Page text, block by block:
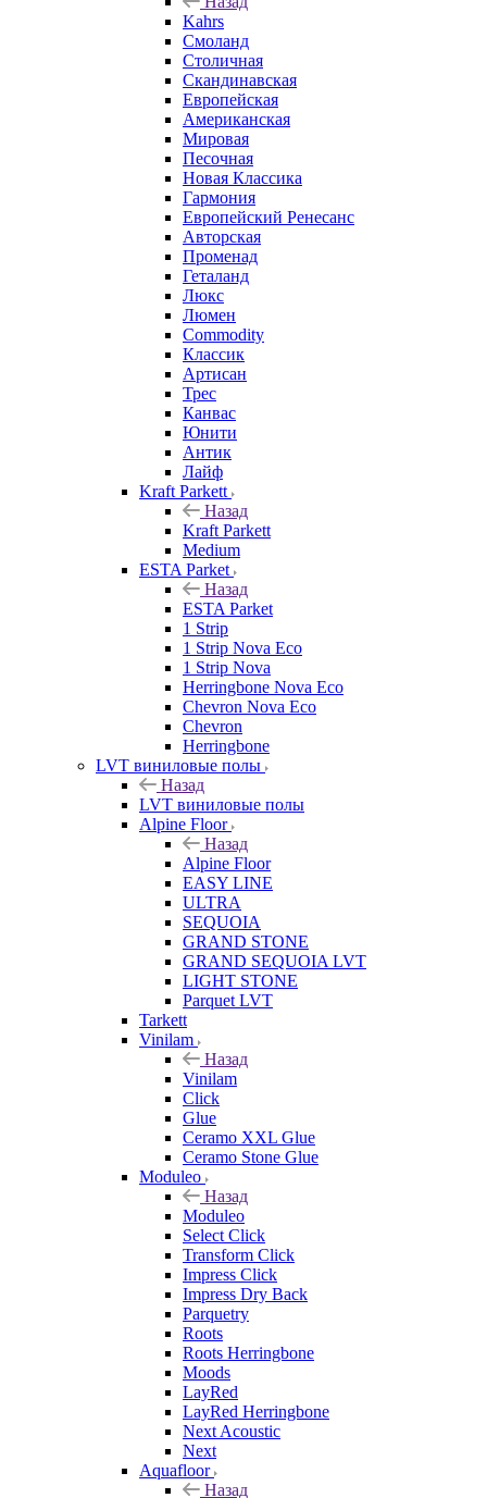
Kahrs
Смоланд
Столичная
Скандинавская
Европейская
Американская
Мировая
Песочная
Новая Классика
Гармония
Европейский Ренесанс
Авторская
Променад
Геталанд
Люкс
Люмен
Commodity
Классик
Артисан
Трес
Канвас
Юнити
Антик
Лайф
Kraft Parkett
Назад
Kraft Parkett
Medium
ESTA Parket
Назад
ESTA Parket
1 Strip
1 Strip Nova Eco
1 Strip Nova
Herringbone Nova Eco
Chevron Nova Eco
Chevron
Herringbone
LVT виниловые полы
Назад
LVT виниловые полы
Alpine Floor
Назад
Alpine Floor
EASY LINE
ULTRA
SEQUOIA
GRAND STONE
GRAND SEQUOIA LVT
LIGHT STONE
Parquet LVT
Tarkett
Vinilam
Назад
Vinilam
Click
Glue
Ceramo XXL Glue
Ceramo Stone Glue
Moduleo
Назад
Moduleo
Select Click
Transform Click
Impress Click
Impress Dry Back
Parquetry
Roots
Roots Herringbone
Moods
LayRed
LayRed Herringbone
Next Acoustic
Next
Aquafloor
Назад